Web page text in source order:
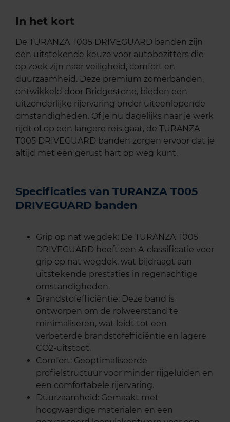
In het kort
De TURANZA T005 DRIVEGUARD banden zijn
een uitstekende keuze voor autobezitters die
op zoek zijn naar veiligheid, comfort en
duurzaamheid. Deze premium zomerbanden,
ontwikkeld door Bridgestone, bieden een
uitzonderlijke rijervaring onder uiteenlopende
omstandigheden. Of je nu dagelijks naar je werk
rijdt of op een langere reis gaat, de TURANZA
T005 DRIVEGUARD banden zorgen ervoor dat je
altijd met een gerust hart op weg kunt.
Specificaties van TURANZA T005
DRIVEGUARD banden
Grip op nat wegdek: De TURANZA T005
DRIVEGUARD heeft een A-classificatie voor
grip op nat wegdek, wat bijdraagt aan
uitstekende prestaties in regenachtige
omstandigheden.
Brandstofefficiëntie: Deze band is
ontworpen om de rolweerstand te
minimaliseren, wat leidt tot een
verbeterde brandstofefficiëntie en lagere
CO2-uitstoot.
Comfort: Geoptimaliseerde
profielstructuur voor minder rijgeluiden en
een comfortabele rijervaring.
Duurzaamheid: Gemaakt met
hoogwaardige materialen en een